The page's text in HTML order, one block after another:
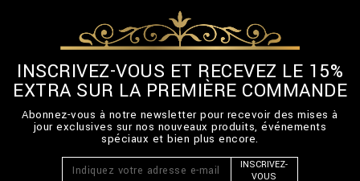
INSCRIVEZ-VOUS ET RECEVEZ LE 15%
EXTRA SUR LA PREMIÈRE COMMANDE
Abonnez-vous à notre newsletter pour recevoir des mises à
jour exclusives sur nos nouveaux produits, événements
spéciaux et bien plus encore.
INSCRIVEZ-
VOUS